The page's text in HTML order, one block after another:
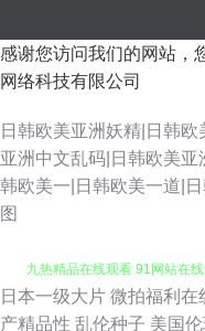
感谢您访问我们的网站，
网络科技有限公司
日韩欧美亚洲妖精|日韩
亚洲中文乱码|日韩欧美亚
韩欧美一|日韩欧美一道|
图
黄污视频 3级网站免费大全
日本一级大片 微拍福利在
产精品性 乱伦种子 美国